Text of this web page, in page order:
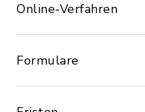
Online-Verfahren
Formulare